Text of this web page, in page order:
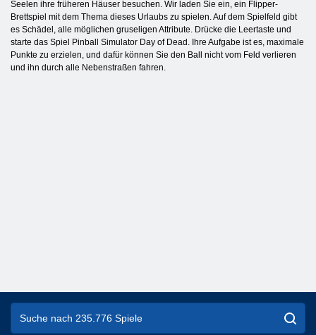
Seelen ihre früheren Häuser besuchen. Wir laden Sie ein, ein Flipper-
Brettspiel mit dem Thema dieses Urlaubs zu spielen. Auf dem Spielfeld gibt
es Schädel, alle möglichen gruseligen Attribute. Drücke die Leertaste und
starte das Spiel Pinball Simulator Day of Dead. Ihre Aufgabe ist es, maximale
Punkte zu erzielen, und dafür können Sie den Ball nicht vom Feld verlieren
und ihn durch alle Nebenstraßen fahren.